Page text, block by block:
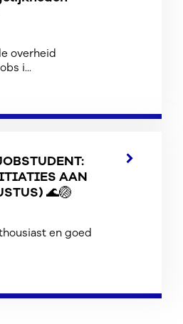
overheid
i...
AAN
🌊🏐
en goed